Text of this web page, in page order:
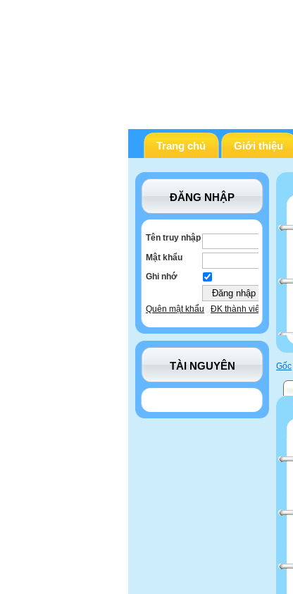
Trang chủ Giới thiệu
ĐĂNG NHẬP
Tên truy nhập
Mật khẩu
Ghi nhớ
Quên mật khẩu ĐK thành viên
TÀI NGUYÊN Gốc